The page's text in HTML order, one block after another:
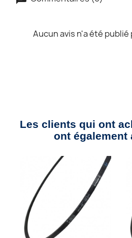
Aucun avis n'a été
Les clients qui ont
ont également